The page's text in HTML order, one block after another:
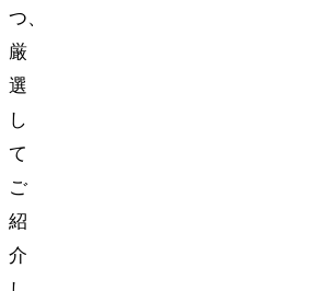
つ、
厳
選
し
て
ご
紹
介